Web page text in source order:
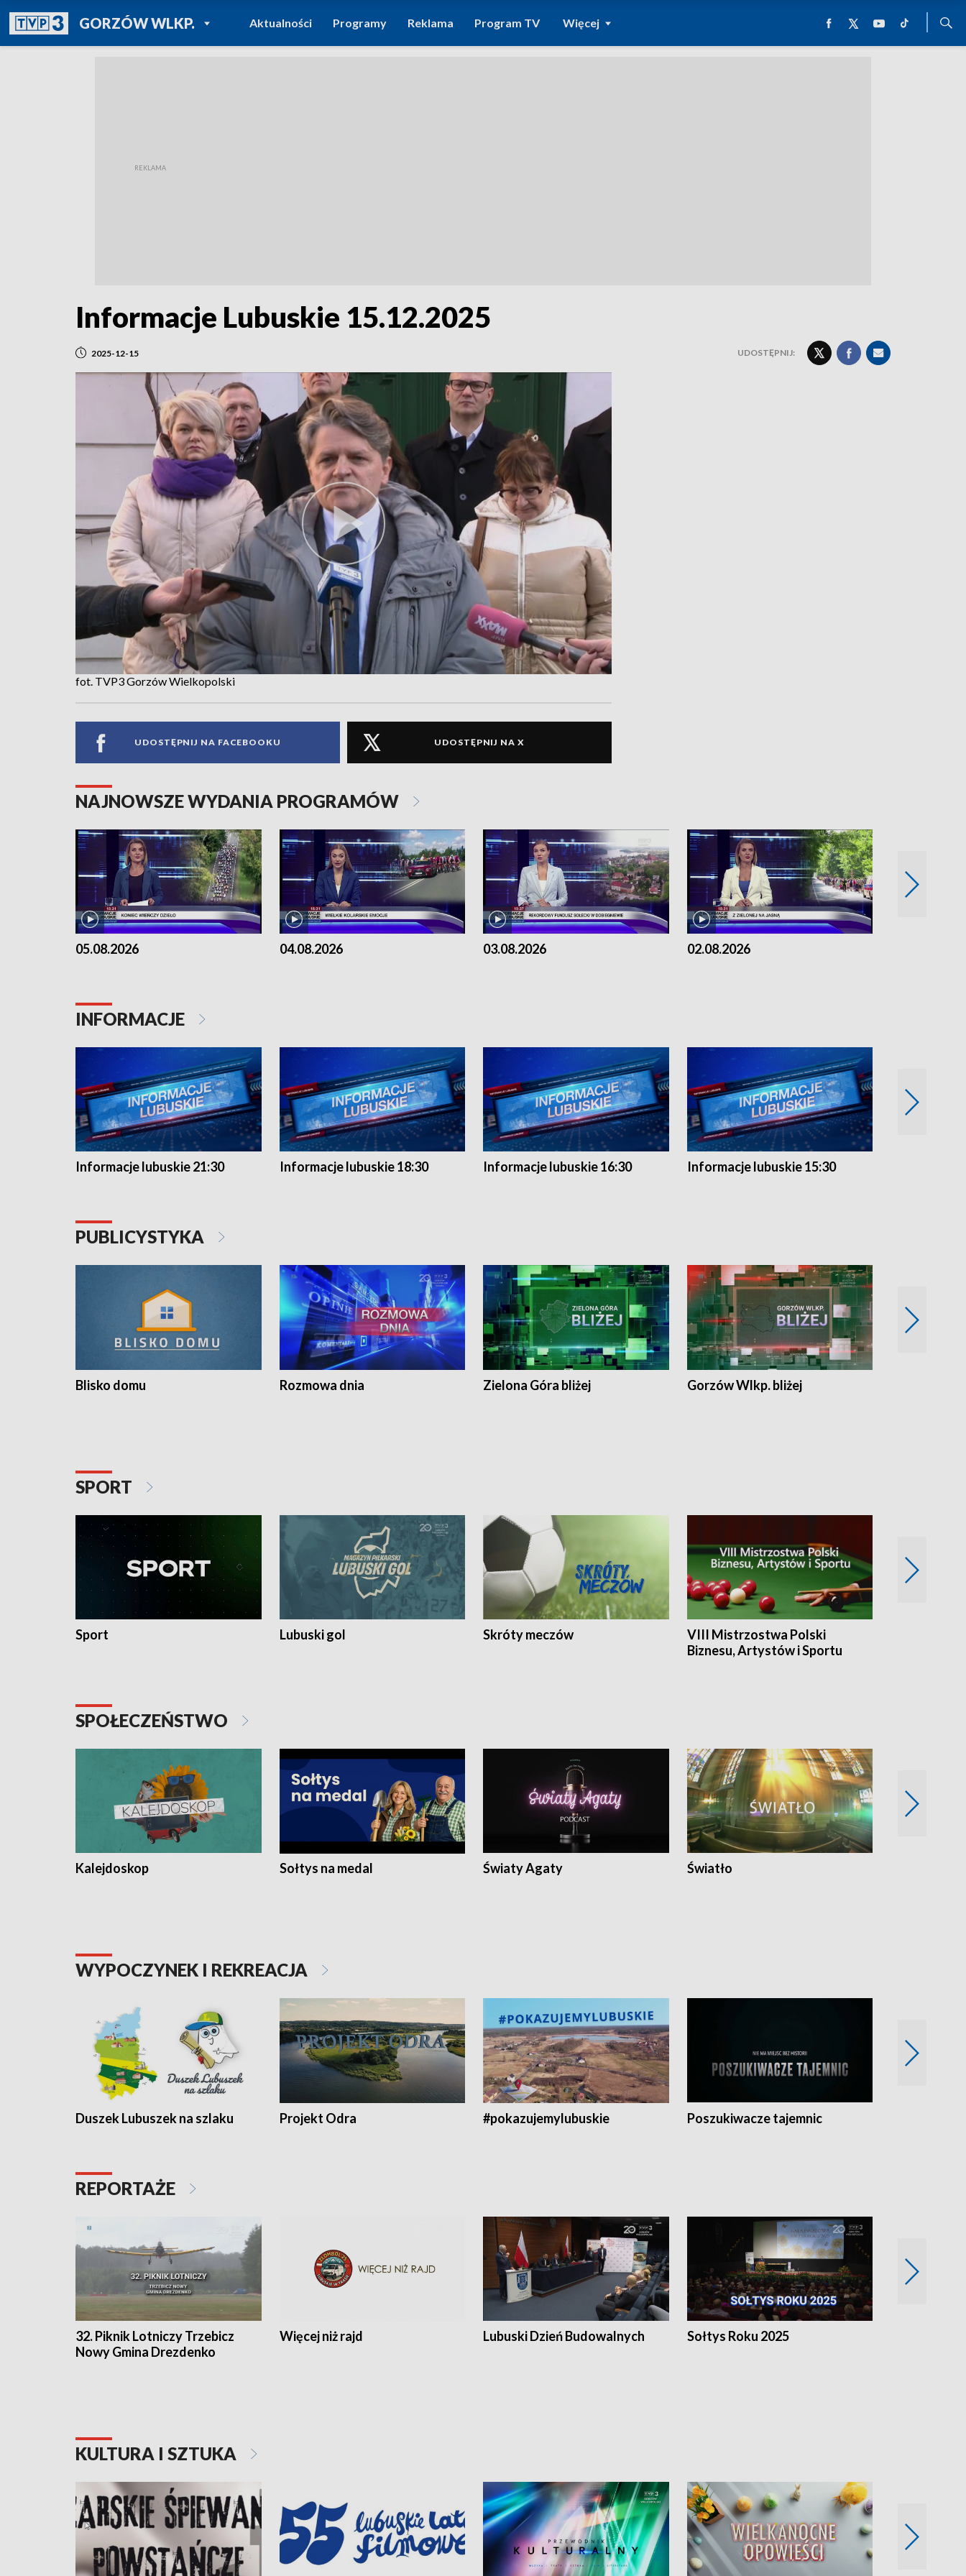
GORZÓW WLKP.POWRÓT DO
TVP REGIONY
Aktualności Programy Reklama Program TV Więcej
Informacje Lubuskie 15.12.2025
2025-12-15 UDOSTĘPNIJ:
fot. TVP3 Gorzów Wielkopolski
UDOSTĘPNIJ NA FACEBOOKU UDOSTĘPNIJ NA X
NAJNOWSZE WYDANIA PROGRAMÓW
05.08.2026 04.08.2026 03.08.2026 02.08.2026
INFORMACJE
Informacje lubuskie 21:30 Informacje lubuskie 18:30 Informacje lubuskie 16:30 Informacje lubuskie 15:30
PUBLICYSTYKA
Blisko domu Rozmowa dnia Zielona Góra bliżej Gorzów Wlkp. bliżej
SPORT
Sport Lubuski gol Skróty meczów
VIII Mistrzostwa Polski
Biznesu, Artystów i Sportu
SPOŁECZEŃSTWO
Kalejdoskop Sołtys na medal Światy Agaty Światło
WYPOCZYNEK I REKREACJA
Duszek Lubuszek na szlaku Projekt Odra #pokazujemylubuskie Poszukiwacze tajemnic
REPORTAŻE
32. Piknik Lotniczy Trzebicz
Nowy Gmina Drezdenko
Więcej niż rajd Lubuski Dzień Budowalnych Sołtys Roku 2025
KULTURA I SZTUKA